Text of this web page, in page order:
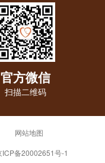
官方微信
扫描二维码
网站地图
ICP备20002651号-1